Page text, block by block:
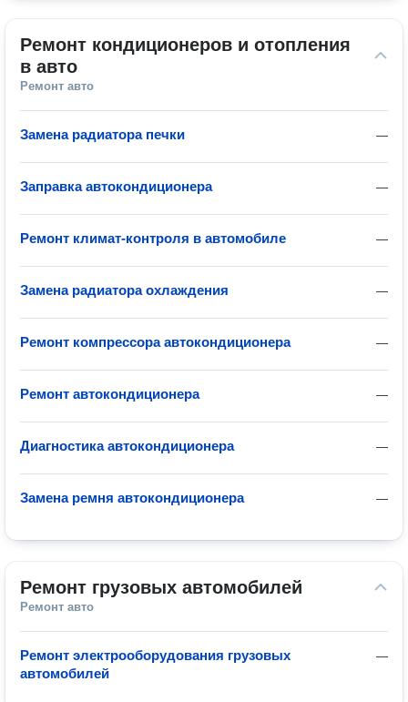
Ремонт кондиционеров и отопления
в авто
Ремонт авто
—
Замена радиатора печки
—
Заправка автокондиционера
—
Ремонт климат-контроля в автомобиле
—
Замена радиатора охлаждения
—
Ремонт компрессора автокондиционера
—
Ремонт автокондиционера
—
Диагностика автокондиционера
—
Замена ремня автокондиционера
Ремонт грузовых автомобилей
Ремонт авто
—
Ремонт электрооборудования грузовых
автомобилей